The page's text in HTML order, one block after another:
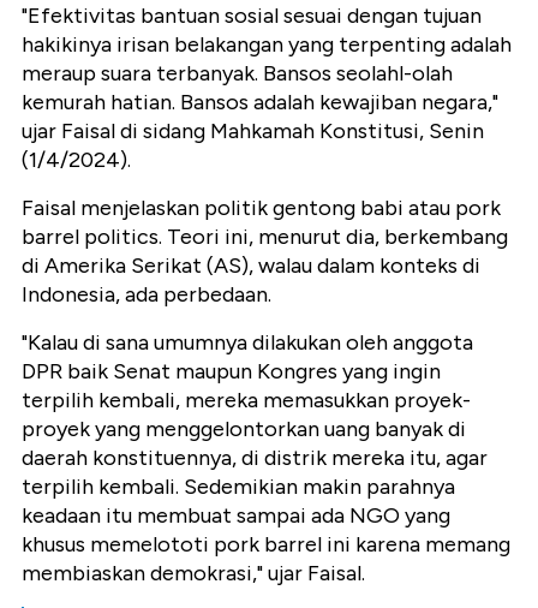
"Efektivitas bantuan sosial sesuai dengan tujuan
hakikinya irisan belakangan yang terpenting adalah
meraup suara terbanyak. Bansos seolahl-olah
kemurah hatian. Bansos adalah kewajiban negara,"
ujar Faisal di sidang Mahkamah Konstitusi, Senin
(1/4/2024).
Faisal menjelaskan politik gentong babi atau pork
barrel politics. Teori ini, menurut dia, berkembang
di Amerika Serikat (AS), walau dalam konteks di
Indonesia, ada perbedaan.
"Kalau di sana umumnya dilakukan oleh anggota
DPR baik Senat maupun Kongres yang ingin
terpilih kembali, mereka memasukkan proyek-
proyek yang menggelontorkan uang banyak di
daerah konstituennya, di distrik mereka itu, agar
terpilih kembali. Sedemikian makin parahnya
keadaan itu membuat sampai ada NGO yang
khusus memelototi pork barrel ini karena memang
membiaskan demokrasi," ujar Faisal.